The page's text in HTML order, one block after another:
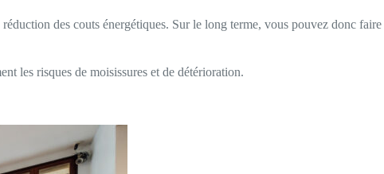
des couts énergétiques. Sur le long terme, vous pouvez donc faire
les risques de moisissures et de détérioration.